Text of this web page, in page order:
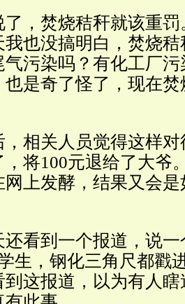
，焚烧秸秆就该重
我也没搞明白，焚烧
污染吗？有化工厂污
是奇了怪了，现在
相关人员觉得这样
将100元退给了大爷
上发酵，结果又会
看到一个报道，说
生，钢化三角尺都戳
到这报道，以为有人